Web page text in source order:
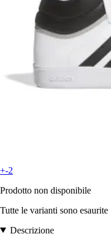
+-2
Prodotto non disponibile
Tutte le varianti sono esaurite
Descrizione